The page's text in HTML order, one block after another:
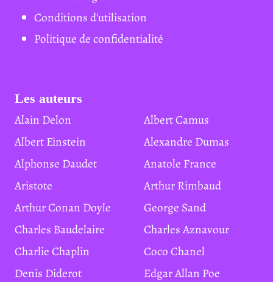
Conditions d'utilisation
Politique de confidentialité
Les auteurs
Alain Delon
Albert Camus
Albert Einstein
Alexandre Dumas
Alphonse Daudet
Anatole France
Aristote
Arthur Rimbaud
Arthur Conan Doyle
George Sand
Charles Baudelaire
Charles Aznavour
Charlie Chaplin
Coco Chanel
Denis Diderot
Edgar Allan Poe